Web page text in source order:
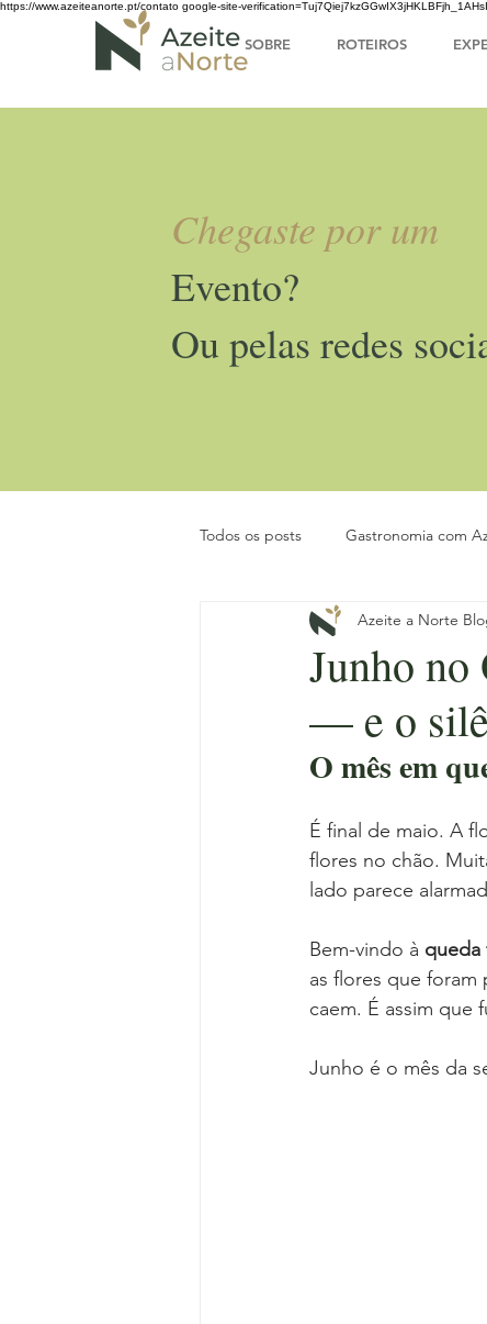
https://www.azeiteanorte.pt/contato google-site-
SOBRE ROTEIROS
Chegaste por um
Evento?
Ou pelas redes
Todos os posts Gastronomia com
Posts de Blog Tesouros do
Slow Travel
Junho no
— e o
Azeite a Norte
O mês em
É final de maio. A
flores no chão.
lado parece
Bem-vindo à queda
as flores que foram
caem. É assim que
Junho é o mês da